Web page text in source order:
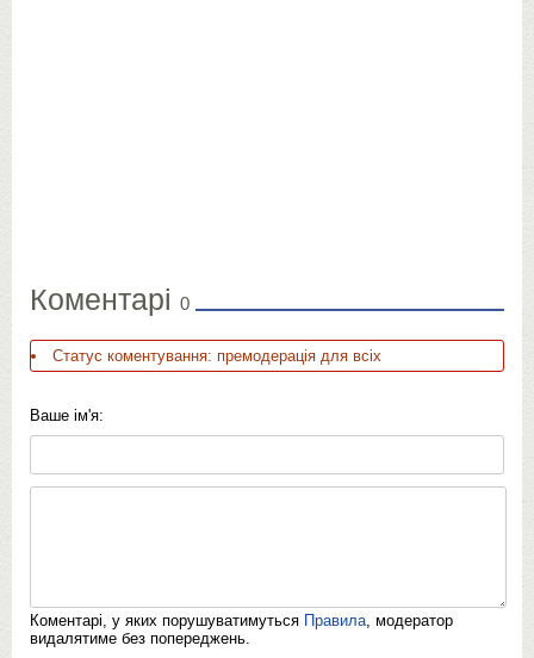
Коментарі 0
Статус коментування: премодерація для всіх
Ваше ім'я:
Коментарі, у яких порушуватимуться Правила, модератор
видалятиме без попереджень.